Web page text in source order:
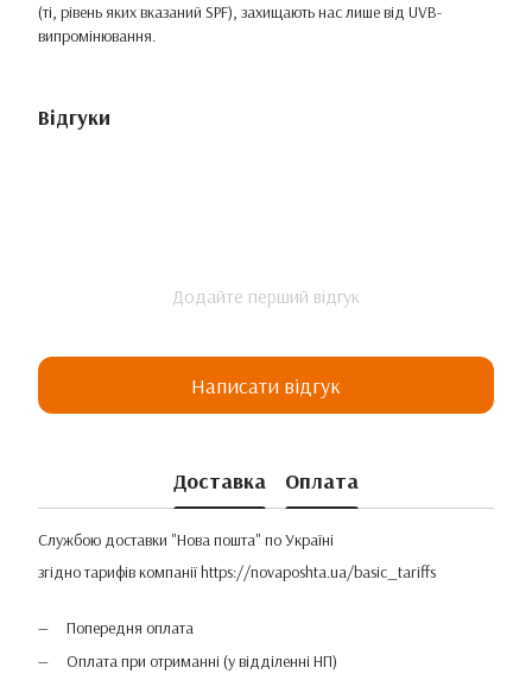
(ті, рівень яких вказаний SPF), захищають нас лише від UVB-
випромінювання.
Відгуки
Додайте перший відгук
Написати відгук
Доставка Оплата
Службою доставки "Нова пошта" по Україні
згідно тарифів компаніїhttps://novaposhta.ua/basic_tariffs
Попередня оплата
Оплата при отриманні (у відділенні НП)